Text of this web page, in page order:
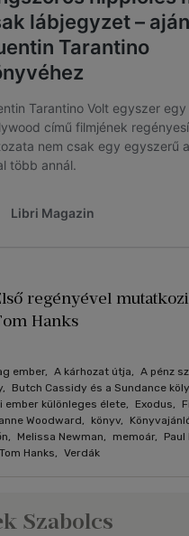
regényével
Hanks
ember, A kárhozat útja, A pénz
, Butch Cassidy és a Sundance
ember különleges élete, Exodus,
Woodward, könyv,
, Melissa Newman, memoár, Paul
Tom Hanks, Verdák
Szabolcs